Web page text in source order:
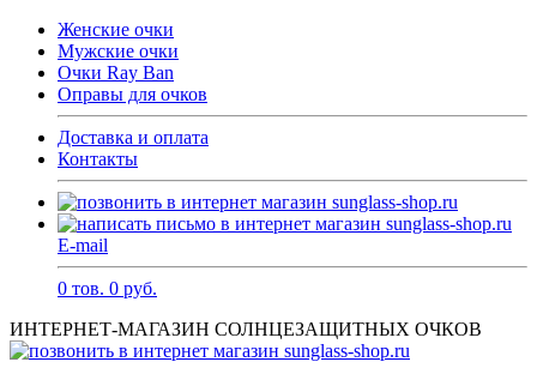
Женские очки
Мужские очки
Очки Ray Ban
Оправы для очков
Доставка и оплата
Контакты
E-mail
0 тов. 0 руб.
ИНТЕРНЕТ-МАГАЗИН СОЛНЦЕЗАЩИТНЫХ ОЧКОВ